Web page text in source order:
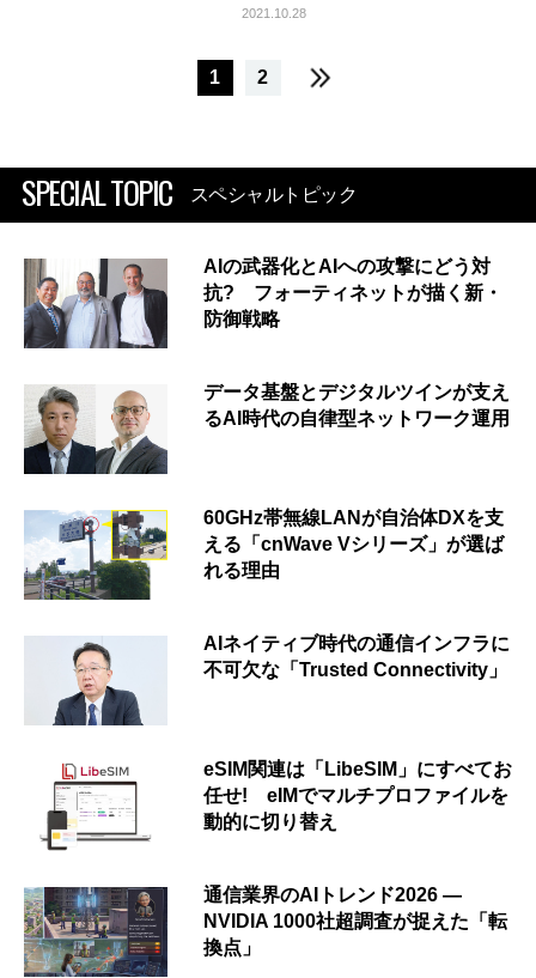
2021.10.28
1 2
SPECIAL TOPIC スペシャルトピック
AIの武器化とAIへの攻撃にどう対
抗? フォーティネットが描く新・
防御戦略
データ基盤とデジタルツインが支え
るAI時代の自律型ネットワーク運用
60GHz帯無線LANが自治体DXを支
える「cnWave Vシリーズ」が選ば
れる理由
AIネイティブ時代の通信インフラに
不可欠な「Trusted Connectivity」
eSIM関連は「LibeSIM」にすべてお
任せ! eIMでマルチプロファイルを
動的に切り替え
通信業界のAIトレンド2026 ―
NVIDIA 1000社超調査が捉えた「転
換点」